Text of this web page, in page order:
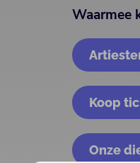
Waarmee
Koop
Onze